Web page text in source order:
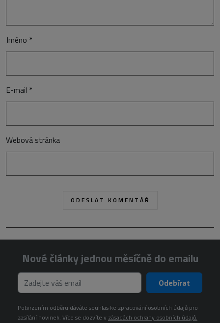
Jméno *
E-mail *
Webová stránka
Nové články jednou měsíčně do emailu
Odebírat
Potvrzením odběru dáváte souhlas ke zpracování osobních údajů pro
zasílání novinek. Více se dozvíte v zásadách ochrany osobních údajů.